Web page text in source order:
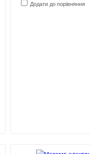
Додати до порівняння